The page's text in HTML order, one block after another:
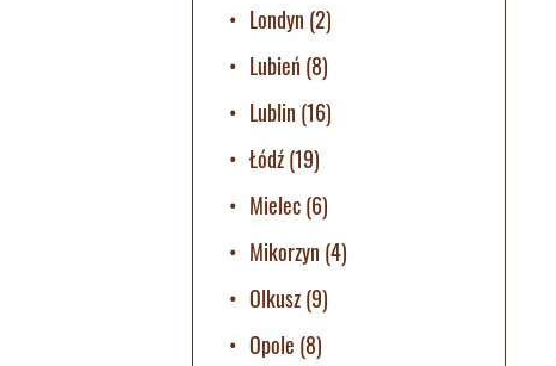
Londyn (2)
Lubień (8)
Lublin (16)
Łódź(19)
Mielec(6)
Mikorzyn (4)
Olkusz(9)
Opole (8)